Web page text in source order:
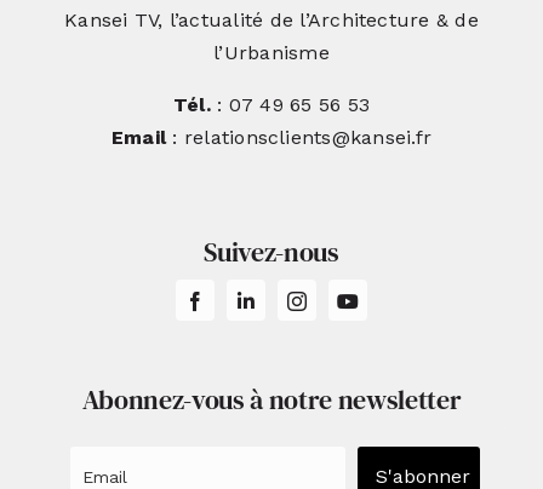
Kansei TV, l’actualité de l’Architecture & de
l’Urbanisme
Tél.: 07 49 65 56 53
Email: relationsclients@kansei.fr
Suivez-nous
Abonnez-vous à notre newsletter
S'abonner